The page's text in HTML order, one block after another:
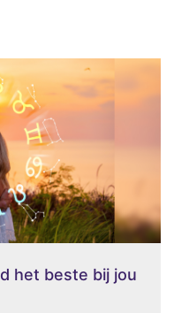
het beste bij jou